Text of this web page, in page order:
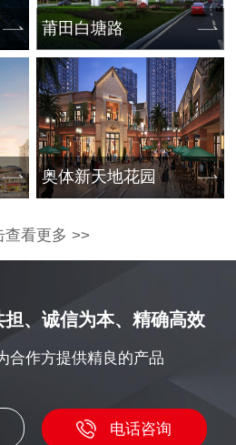
莆田白塘路
奥体新天地花园
查看更多 >>
、诚信为本、精确高效
合作方提供精良的产品
电话咨询